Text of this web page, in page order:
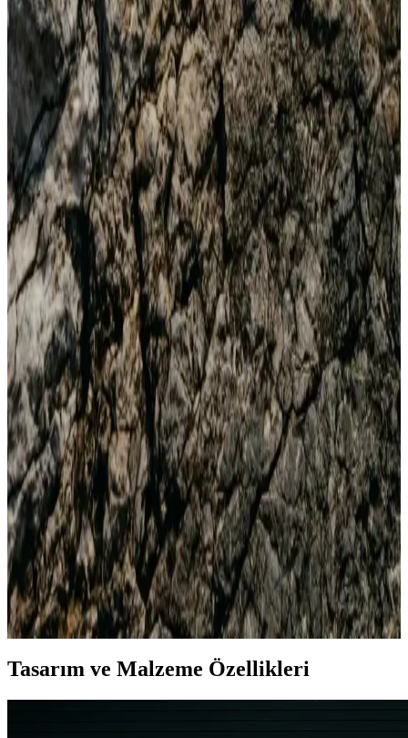
Adidas Hoops 3.0 ve 4.0 Spor Ayakkabıları
Karşılaştırması: Malzeme, Konfor ve Dayanıklılık
Analizi
İki adidas spor ayakkabısının malzeme, konfor ve dayanıklılık
özellikleri karşılaştırılarak, günlük kullanım ve kullanıcı
memnuniyeti açısından detaylı analiz sunuluyor.
Adidas Sandaletleri: Konfor ve Şıklığı Bir Arada
Sunan Yazlık Modeller
Adidas sandaletleri, hafif, ergonomik ve şık tasarımlarıyla yaz
aylarında rahatlık ve stil sunar. Geniş ürün yelpazesiyle her yaşa
uygun modelleriyle öne çıkar.
Adidas Rivalry Low Erkek Spor Ayakkabısı:
Günlük Şıklık ve Sokak Modasının Buluşması
Adidas Rivalry Low Erkek modeli, şık tasarımı ve rahatlığıyla sokak
modasının vazgeçilmezi. Dayanıklı malzemeleri ve uygun fiyatıyla
her erkeğin dolabında yer almalı.
Adidas Duramo RC ve Runfalcon 5 Karşılaştırması:
Malzeme, Konfor ve Fiyat Analizi
İki popüler adidas koşu ayakkabısı Duramo RC ve Runfalcon 5'in
malzeme, konfor, dayanıklılık ve fiyat özelliklerini detaylı şekilde
karşılaştırıyoruz.
Kadın Siyah Spor Ayakkabıları: Konfor ve Şıklığın
Buluştuğu Adidas Modelleri
Kadınlar için tasarlanan Adidas siyah spor ayakkabıları, konfor,
şıklık ve dayanıklılığı bir arada sunar. Günlük ve spor kullanımına
uygun modellerle tarzınızı tamamlayın.
Tasarım ve Malzeme Özellikleri